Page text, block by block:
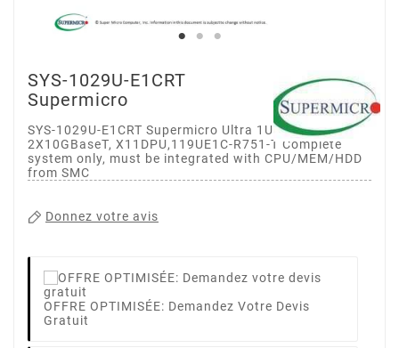
SYS-1029U-E1CRT
Supermicro
SYS-1029U-E1CRT Supermicro Ultra 1U, 10x2.5" Exp.
2X10GBaseT, X11DPU,119UE1C-R751-T Complete
system only, must be integrated with CPU/MEM/HDD
from SMC
Donnez votre avis
OFFRE OPTIMISÉE: Demandez Votre Devis
Gratuit